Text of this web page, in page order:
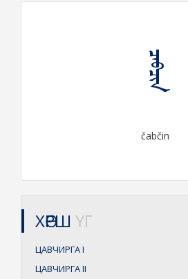
ᠴᠠᠪᠴᠢᠨ
čabčin
ХӨРШ ҮГ
ЦАВЧИРГАI
ЦАВЧИРГАII